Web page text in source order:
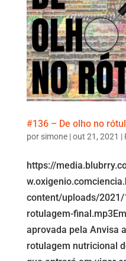
#136 – De olho no
por simone|out 21, 2021 |
https://
content/uploads/
rotulagem-
aprovada pela Anvisa
rotulagem nutricional